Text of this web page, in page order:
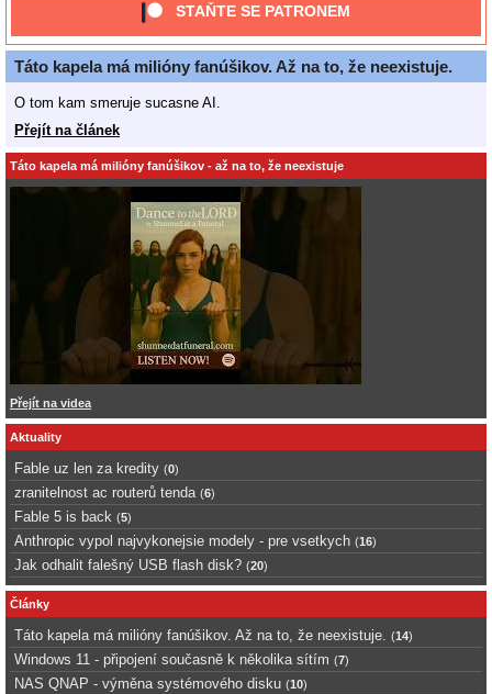
STAŇTE SE PATRONEM
Táto kapela má milióny fanúšikov. Až na to, že neexistuje.
O tom kam smeruje sucasne AI.
Přejít na článek
Táto kapela má milióny fanúšikov - až na to, že neexistuje
Přejít na videa
Aktuality
Fable uz len za kredity (0)
zranitelnost ac routerů tenda (6)
Fable 5 is back (5)
Anthropic vypol najvykonejsie modely - pre vsetkych (16)
Jak odhalit falešný USB flash disk? (20)
Články
Táto kapela má milióny fanúšikov. Až na to, že neexistuje. (14)
Windows 11 - připojení současně k několika sítím (7)
NAS QNAP - výměna systémového disku (10)